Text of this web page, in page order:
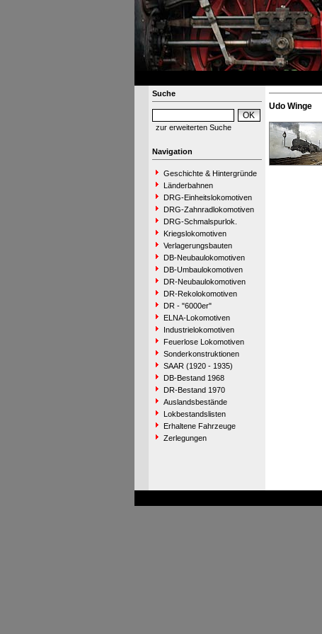
Suche
zur erweiterten Suche
Navigation
Geschichte & Hintergründe
Länderbahnen
DRG-Einheitslokomotiven
DRG-Zahnradlokomotiven
DRG-Schmalspurlok.
Kriegslokomotiven
Verlagerungsbauten
DB-Neubaulokomotiven
DB-Umbaulokomotiven
DR-Neubaulokomotiven
DR-Rekolokomotiven
DR - "6000er"
ELNA-Lokomotiven
Industrielokomotiven
Feuerlose Lokomotiven
Sonderkonstruktionen
SAAR (1920 - 1935)
DB-Bestand 1968
DR-Bestand 1970
Auslandsbestände
Lokbestandslisten
Erhaltene Fahrzeuge
Zerlegungen
Udo Winge